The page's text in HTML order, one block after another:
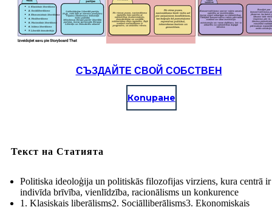
СЪЗДАЙТЕ СВОЙ СОБСТВЕН
Копиране
Текст на Статията
Politiska ideoloģija un politiskās filozofijas virziens, kura centrā ir
indivīda brīvība, vienlīdzība, racionālisms un konkurence
1. Klasiskais liberālisms2. Sociālliberālisms3. Ekonomiskais